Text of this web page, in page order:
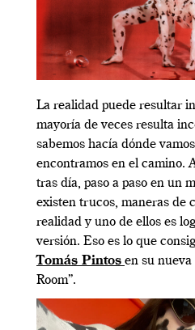
La realidad puede resultar
mayoría de veces resulta
sabemos hacía dónde
encontramos en el camino.
tras día, paso a paso en un
existen trucos, maneras de
realidad y uno de ellos es
versión. Eso es lo que
Tomás Pintos en su nueva
Room”.